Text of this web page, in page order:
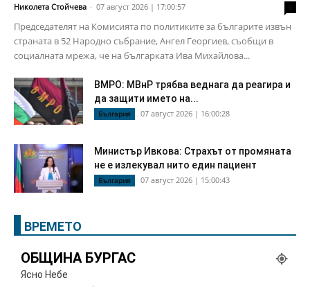
Николета Стойчева - 07 август 2026 | 17:00:57
Председателят на Комисията по политиките за българите извън
страната в 52 Народно събрание, Ангел Георгиев, съобщи в
социалната мрежа, че на българката Ива Михайлова...
ВМРО: МВнР трябва веднага да реагира и
да защити името на...
България 07 август 2026 | 16:00:28
Министър Ивкова: Страхът от промяната
не е излекувал нито един пациент
България 07 август 2026 | 15:00:43
ВРЕМЕТО
ОБЩИНА БУРГАС
Ясно Небе